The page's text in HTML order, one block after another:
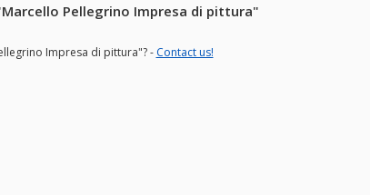
Pellegrino Impresa di pittura"
Impresa di pittura"? - Contact us!